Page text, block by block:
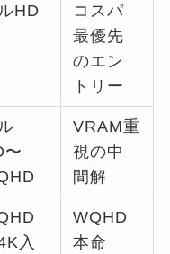
HD
コスパ
最優先
のエン
トリー
〜
VRAM重
視の中
間解
入
WQHD
本命